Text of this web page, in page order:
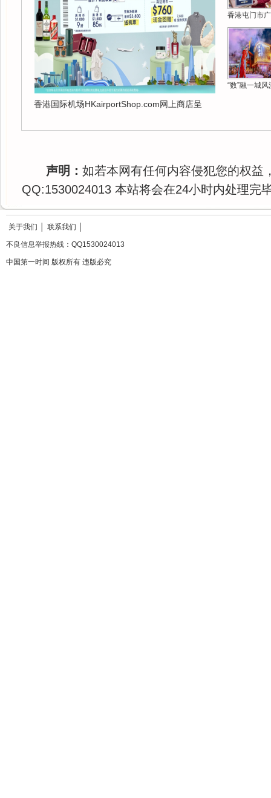
香港国际机场HKairportShop.com网上商店呈
香港屯门市
“数”融一城风
声明： 如若本网有任何内容侵犯您的权益
QQ:1530024013 本站将会在24小时内处理完
关于我们 联系我们
不良信息举报热线：QQ1530024013
中国第一时间 版权所有 违版必究